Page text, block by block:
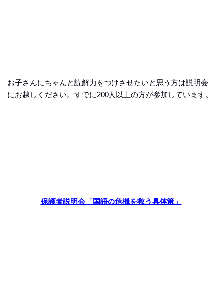
お子さんにちゃんと読解力をつけさせたいと思う方は説明会
にお越しください。すでに200人以上の方が参加しています。
保護者説明会「国語の危機を救う具体策」